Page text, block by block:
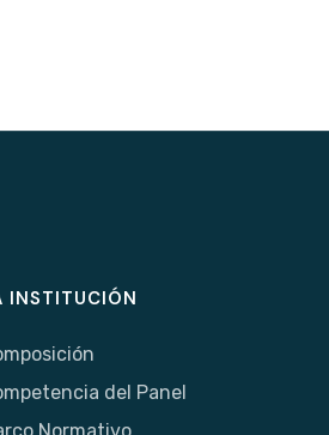
INSTITUCIÓN
del Panel
Normativo